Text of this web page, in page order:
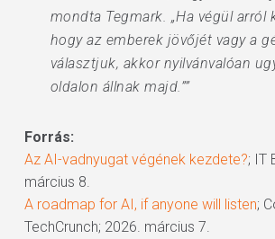
mondta Tegmark. „Ha végül arról
hogy az emberek jövőjét vagy a
választjuk, akkor nyilvánvalóan
oldalon állnak majd.””
Forrás:
Az AI-vadnyugat végének kezdete?; IT
március 8.
A roadmap for AI, if anyone will listen;
TechCrunch; 2026. március 7.